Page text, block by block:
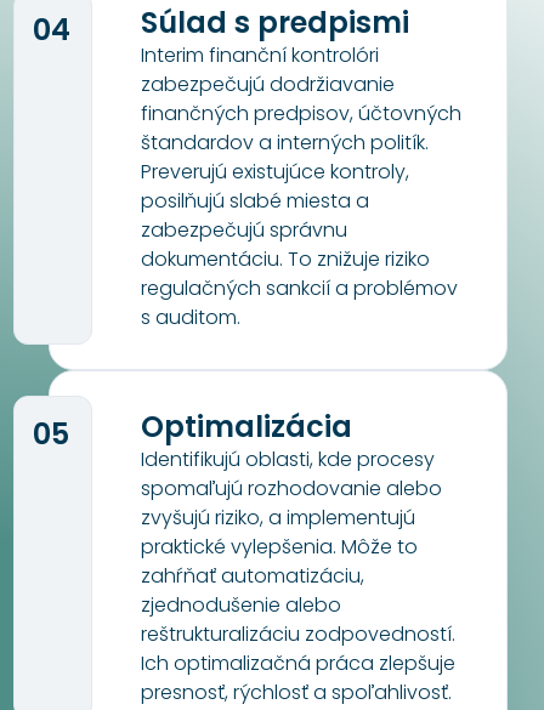
04 Súlad s predpismi
Interim finanční kontrolóri
zabezpečujú dodržiavanie
finančných predpisov, účtovných
štandardov a interných politík.
Preverujú existujúce kontroly,
posilňujú slabé miesta a
zabezpečujú správnu
dokumentáciu. To znižuje riziko
regulačných sankcií a problémov
s auditom.
05 Optimalizácia
Identifikujú oblasti, kde procesy
spomaľujú rozhodovanie alebo
zvyšujú riziko, a implementujú
praktické vylepšenia. Môže to
zahŕňať automatizáciu,
zjednodušenie alebo
reštrukturalizáciu zodpovedností.
Ich optimalizačná práca zlepšuje
presnosť, rýchlosť a spoľahlivosť.